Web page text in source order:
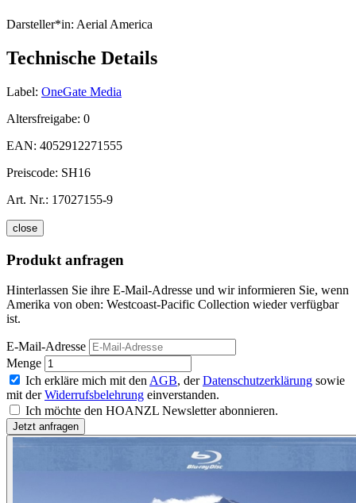
Darsteller*in: Aerial America
Technische Details
Label: OneGate Media
Altersfreigabe: 0
EAN: 4052912271555
Preiscode: SH16
Art. Nr.: 17027155-9
close
Produkt anfragen
Hinterlassen Sie ihre E-Mail-Adresse und wir informieren Sie, wenn
Amerika von oben: Westcoast-Pacific Collection wieder verfügbar
ist.
E-Mail-Adresse
Menge
Ich erkläre mich mit den AGB, derDatenschutzerklärung sowie
mit derWiderrufsbelehrung einverstanden.
Ich möchte den HOANZL Newsletter abonnieren.